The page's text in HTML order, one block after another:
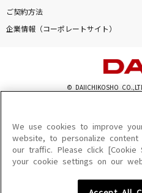
ご契約方法
企業情報（コーポレートサイト）
© DAIICHIKOSHO
このサイトに掲載されている一切の文章・
を問わず、著作権法の定める範囲を超えて
を禁じます。
楽曲及びコンテンツは、機種によりご利用
楽曲及びコンテンツの配信日、配信内容が
We use cookies to improve
website, to personalize content
our traffic. Please click [Cookie
your cookie settings on our